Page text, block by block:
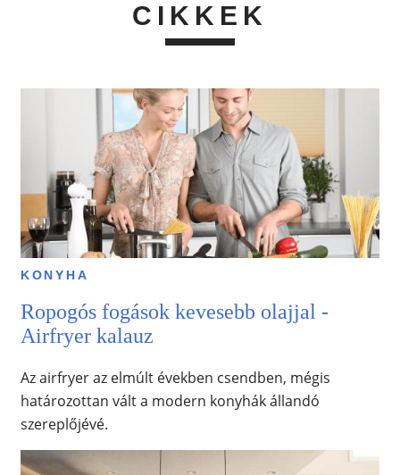
CIKKEK
KONYHA
Ropogós fogások kevesebb olajjal -
Airfryer kalauz
Az airfryer az elmúlt években csendben, mégis
határozottan vált a modern konyhák állandó
szereplőjévé.